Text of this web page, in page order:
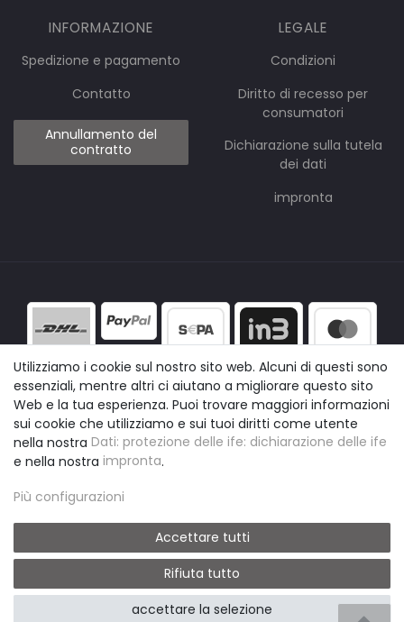
INFORMAZIONE
Spedizione e pagamento
Contatto
Annullamento del
contratto
LEGALE
Condizioni
Diritto di recesso per
consumatori
Dichiarazione sulla tutela
dei dati
impronta
© easyclick24|Design by neoprisma
* Alle Preise inkl. gesetzlicher USt., zzgl. Versand
Utilizziamo i cookie sul nostro sito web. Alcuni di questi sono
essenziali, mentre altri ci aiutano a migliorare questo sito
Web e la tua esperienza. Puoi trovare maggiori informazioni
sui cookie che utilizziamo e sui tuoi diritti come utente
nella nostra Dati: protezione delle ife: dichiarazione delle ife
e nella nostra impronta.
Più configurazioni
Accettare tutti
Rifiuta tutto
accettare la selezione